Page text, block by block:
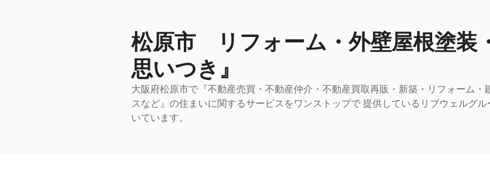
松原市 リフォーム・外壁屋根塗装
思いつき』
大阪府松原市で『不動産売買・不動産仲介・不動産買取再販・新築・リフォーム
スなど』の住まいに関するサービスをワンストップで 提供しているリブウェルグ
いています。